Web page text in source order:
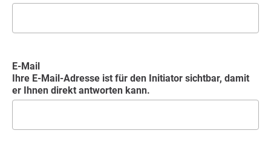
E-Mail
Ihre E-Mail-Adresse ist für den Initiator sichtbar, damit
er Ihnen direkt antworten kann.